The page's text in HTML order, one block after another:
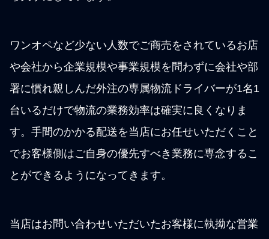
ワンオペなど少ない人数でご商売をされているお店
や会社から企業規模や事業規模を問わずに会社や部
署に慣れ親しんだ外注の専属物流ドライバーが1名1
台いるだけで物流の業務効率は確実に良くなりま
す。手間のかかる配送を当店にお任せいただくこと
でお客様側はご自身の優先すべき業務に専念するこ
とができるようになってきます。
当店はお問い合わせいただいたお客様に執拗な営業